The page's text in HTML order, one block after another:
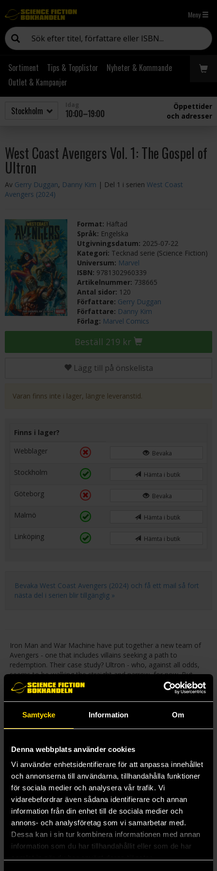
Samtycke Information Om
Denna webbplats använder cookies
Vi använder enhetsidentifierare för att anpassa innehållet
och annonserna till användarna, tillhandahålla funktioner
för sociala medier och analysera vår trafik. Vi
vidarebefordrar även sådana identifierare och annan
information från din enhet till de sociala medier och
annons- och analysföretag som vi samarbetar med.
Dessa kan i sin tur kombinera informationen med annan
information som du har tillhandahållit eller som de har
Meny
Sortiment Tips & Topplistor
Nyheter & Kommande
Outlet & Kampanjer
10:00–19:00
Öppettider
och adresser
West Coast Avengers Vol. 1: The Gospel of
Ultron
Av Gerry Duggan, Danny Kim | Del 1 i serien West Coast
Avengers (2024)
Format: Häftad
Språk: Engelska
Utgivningsdatum: 2025-07-22
Kategori: Tecknad serie (Science Fiction)
Universum: Marvel
ISBN: 9781302960339
Artikelnummer: 738665
Antal sidor: 120
Författare: Gerry Duggan
Författare: Danny Kim
Förlag: Marvel Comics
Beställ 219 kr
Lägg till på önskelista
Varan finns inte i lager, längre leveranstid.
Finns i lager?
Webblager
Bevaka
Stockholm Hämta i butik
Göteborg Bevaka
Malmö Hämta i butik
Linköping Hämta i butik
Bevaka West Coast Avengers (2024) och få ett mail så fort
nästa del i serien blir tillgänglig »
Iron Man and War Machine have put together a new team of
Avengers - one that includes villains seeking a path to
redemption. Their case study? Ultron - who, against all odds,
seems to be walking the straight and narrow, for now. But
does the success of one guarantee the success of all? Spider-
Woman and Firestar have their doubts. And can any amount of
heroics really absolve Ultron of his past?
Mer från Gerry Duggan